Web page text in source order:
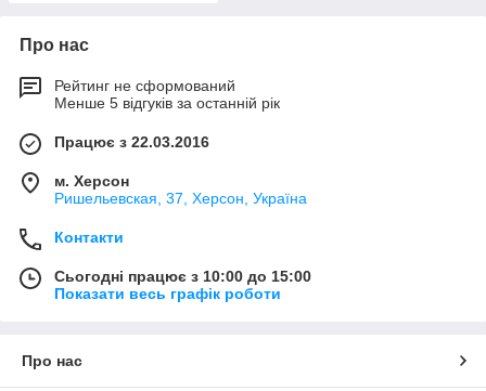
Про нас
Рейтинг не сформований
Менше 5 відгуків за останній рік
Працює з 22.03.2016
м. Херсон
Ришельевская, 37, Херсон, Україна
Контакти
Сьогодні працює з 10:00 до 15:00
Показати весь графік роботи
Про нас